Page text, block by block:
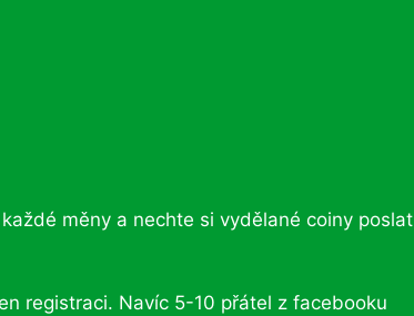
měny a nechte si vydělané coiny poslat
registraci. Navíc 5-10 přátel z facebooku